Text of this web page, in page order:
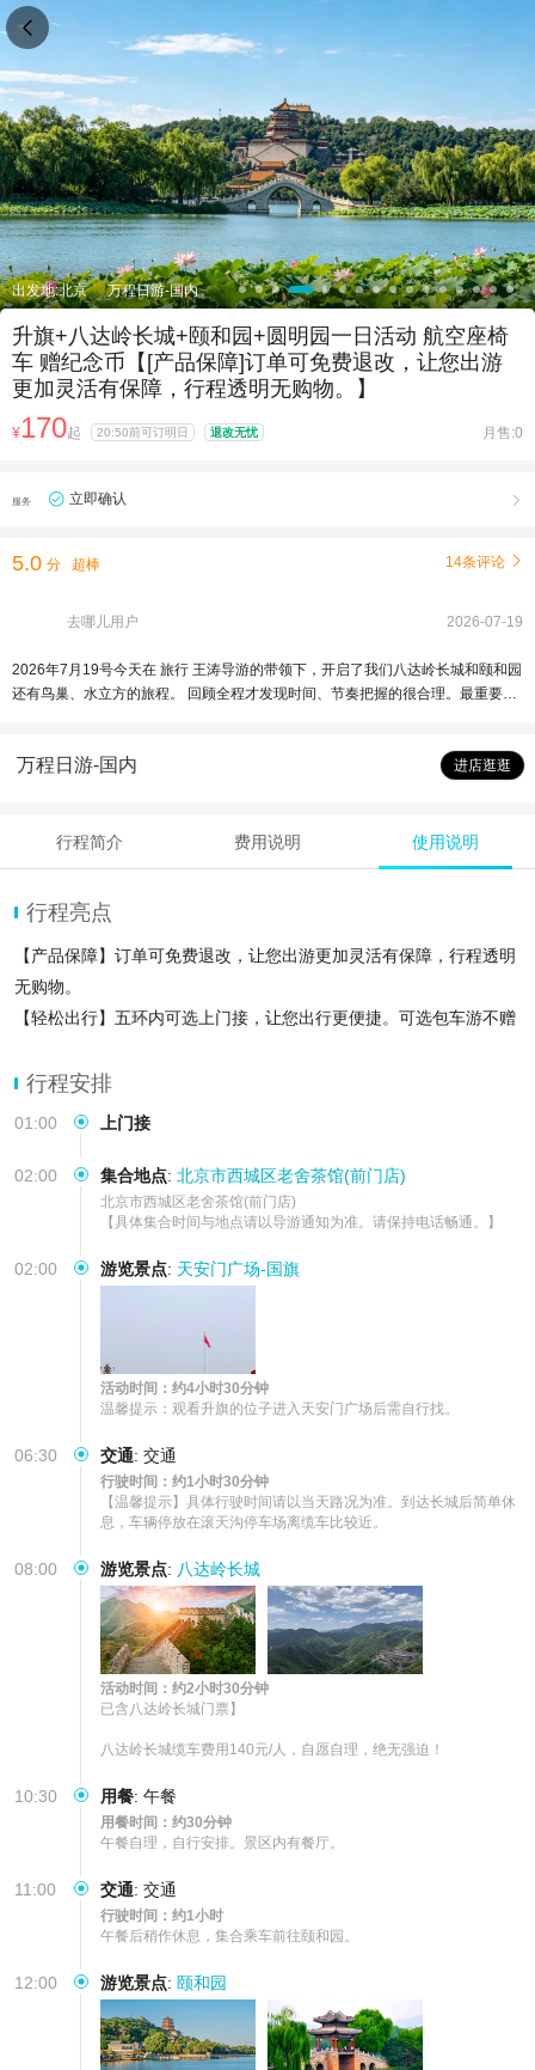
出发地:北京 万程日游-国内
升旗+八达岭长城+颐和园+圆明园一日活动 航空座椅
车 赠纪念币【[产品保障]订单可免费退改，让您出游
更加灵活有保障，行程透明无购物。】
¥170起 20:50前可订明日 退改无忧 月售:0
服务 立即确认 
5.0 分 超棒 14条评论 
去哪儿用户 2026-07-19
2026年7月19号今天在 旅行 王涛导游的带领下，开启了我们八达岭长城和颐和园
还有鸟巢、水立方的旅程。 回顾全程才发现时间、节奏把握的很合理。最重要的
行，期待有缘北京再见!体验很棒，性价比高，服务很好、总体超赞、赞、赞、
万程日游-国内 进店逛逛
行程简介 费用说明 使用说明
行程亮点
【产品保障】订单可免费退改，让您出游更加灵活有保障，行程透明
无购物。
【轻松出行】五环内可选上门接，让您出行更便捷。可选包车游不赠
【线路优势】本线路天天发团，自有车队和导游团队，让您出游更安
行程安排
01:00 上门接
02:00 集合地点: 北京市西城区老舍茶馆(前门店)
北京市西城区老舍茶馆(前门店)
【具体集合时间与地点请以导游通知为准。请保持电话畅通。】
02:00 游览景点: 天安门广场-国旗
活动时间：约4小时30分钟
温馨提示：观看升旗的位子进入天安门广场后需自行找。
06:30 交通: 交通
行驶时间：约1小时30分钟
【温馨提示】具体行驶时间请以当天路况为准。到达长城后简单休
息，车辆停放在滚天沟停车场离缆车比较近。
08:00 游览景点: 八达岭长城
活动时间：约2小时30分钟
已含八达岭长城门票】
八达岭长城缆车费用140元/人，自愿自理，绝无强迫！
10:30 用餐: 午餐
用餐时间：约30分钟
午餐自理，自行安排。景区内有餐厅。
11:00 交通: 交通
行驶时间：约1小时
午餐后稍作休息，集合乘车前往颐和园。
12:00 游览景点: 颐和园
